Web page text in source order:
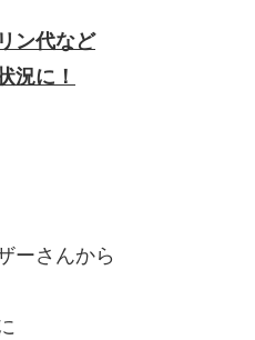
ン代など
況に！
ーさんから